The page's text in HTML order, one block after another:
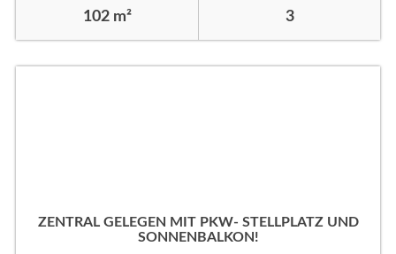
102 m² 3
ZENTRAL GELEGEN MIT PKW- STELLPLATZ UND
SONNENBALKON!